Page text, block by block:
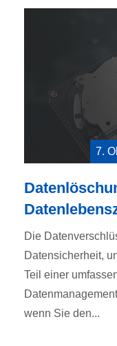
7.
Die
Datensicherheit,
Teil einer
wenn Sie den...